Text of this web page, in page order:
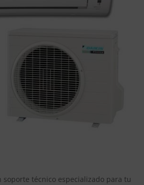
soporte técnico especializado para tu